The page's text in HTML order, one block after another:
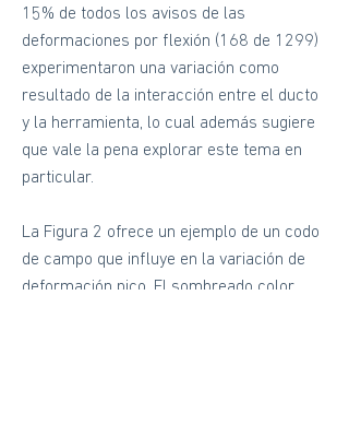
15% de todos los avisos de las
deformaciones por flexión (168 de 1299)
experimentaron una variación como
resultado de la interacción entre el ducto
y la herramienta, lo cual además sugiere
que vale la pena explorar este tema en
particular.
La Figura 2 ofrece un ejemplo de un codo
de campo que influye en la variación de
deformación pico. El sombreado color